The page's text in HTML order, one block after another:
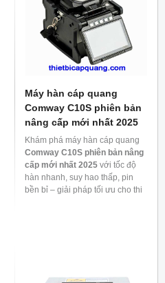
Máy hàn cáp quang
Comway C10S phiên bản
nâng cấp mới nhất 2025
Khám phá máy hàn cáp quang
Comway C10S phiên bản nâng
cấp mới nhất 2025 với tốc độ
hàn nhanh, suy hao thấp, pin
bền bỉ – giải pháp tối ưu cho thi